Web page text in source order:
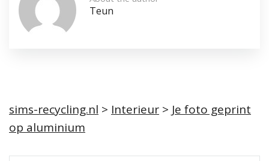
Teun
sims-recycling.nl > Interieur > Je foto geprint
op aluminium